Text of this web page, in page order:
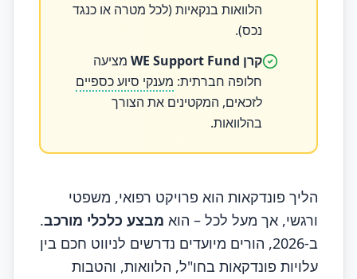
הלוואות בנקאיות (לכל מטרה או כנגד
נכס).
קרן WE Support Fund
מציעה
חלופה חברתית: מענקי סיוע כספיים
לזכאים, המקטינים את הצורך
בהלוואות.
הליך פונדקאות הוא פרויקט רפואי, משפטי
ורגשי, אך מעל לכל – הוא מבצע כלכלי מורכב.
ב-2026, הורים מיועדים נדרשים לניווט חכם בין
עלויות פונדקאות בחו"ל, הלוואות, והטבות